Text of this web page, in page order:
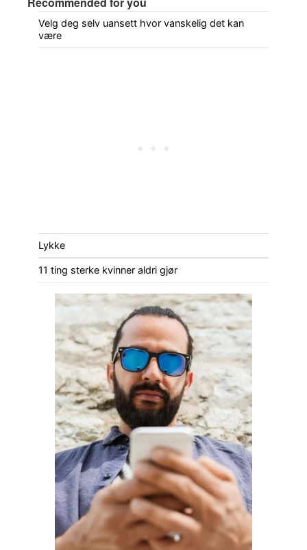
Velg deg selv uansett hvor vanskelig det kan
være
Lykke
11 ting sterke kvinner aldri gjør